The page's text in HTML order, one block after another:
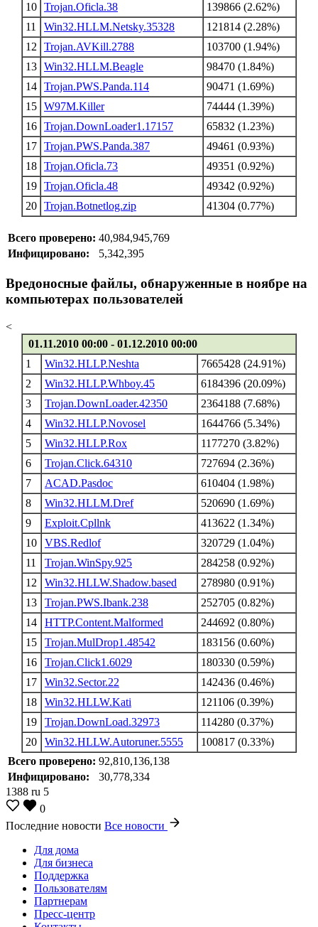
10 Trojan.Oficla.38
139866 (2.62%)
11
Win32.HLLM.Netsky.35328
121814 (2.28%)
12
Trojan.AVKill.2788
103700 (1.94%)
13 Win32.HLLM.Beagle
98470 (1.84%)
14 Trojan.PWS.Panda.114
90471 (1.69%)
15 W97M.Killer
74444 (1.39%)
16 Trojan.DownLoader1.17157
65832 (1.23%)
17 Trojan.PWS.Panda.387
49461 (0.93%)
18 Trojan.Oficla.73
49351 (0.92%)
19 Trojan.Oficla.48
49342 (0.92%)
20 Trojan.Botnetlog.zip 41304 (0.77%)
Всего проверено: 40,984,945,769
Инфицировано:
5,342,395
Вредоносные файлы, обнаруженные в ноябре на
компьютерах пользователей
<
01.11.2010 00:00 - 01.12.2010 00:00
1
Win32.HLLP.Neshta
7665428 (24.91%)
2
Win32.HLLP.Whboy.45
6184396 (20.09%)
3
Trojan.DownLoader.42350
2364188 (7.68%)
4
Win32.HLLP.Novosel
1644766 (5.34%)
5
Win32.HLLP.Rox
1177270 (3.82%)
6
Trojan.Click.64310
727694 (2.36%)
7
ACAD.Pasdoc
610404 (1.98%)
8
Win32.HLLM.Dref
520690 (1.69%)
9
Exploit.Cpllnk
413622 (1.34%)
10
VBS.Redlof
320729 (1.04%)
11
Trojan.WinSpy.925
284258 (0.92%)
12
Win32.HLLW.Shadow.based
278980 (0.91%)
13
Trojan.PWS.Ibank.238
252705 (0.82%)
14
HTTP.Content.Malformed
244692 (0.80%)
15
Trojan.MulDrop1.48542
183156 (0.60%)
16
Trojan.Click1.6029
180330 (0.59%)
17
Win32.Sector.22
142436 (0.46%)
18
Win32.HLLW.Kati
121106 (0.39%)
19
Trojan.DownLoad.32973
114280 (0.37%)
20
Win32.HLLW.Autoruner.5555
100817 (0.33%)
Всего проверено: 92,810,136,138
Инфицировано:
30,778,334
1388 ru 5
0
Последние новости Все новости
Для дома
Для бизнеса
Поддержка
Пользователям
Партнерам
Пресс-центр